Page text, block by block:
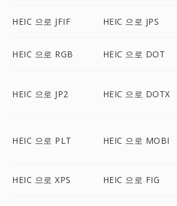
HEIC 으로 JFIF HEIC 으로 JPS
HEIC 으로 RGB HEIC 으로 DOT
HEIC 으로 JP2 HEIC 으로 DOTX
HEIC 으로 PLT HEIC 으로 MOBI
HEIC 으로 XPS HEIC 으로 FIG